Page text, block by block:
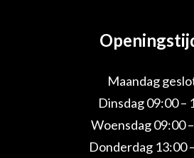
Maandag
Dinsdag 09:00 –
Woensdag 09:00
Donderdag 13:00